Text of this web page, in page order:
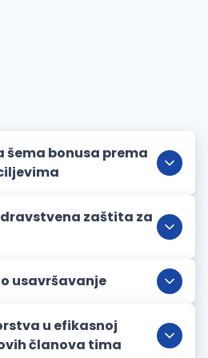
bonusa prema
zaštita za
usavršavanje
obuka usmerenih na
i interpersonalnih veština
u efikasnoj
članova tima